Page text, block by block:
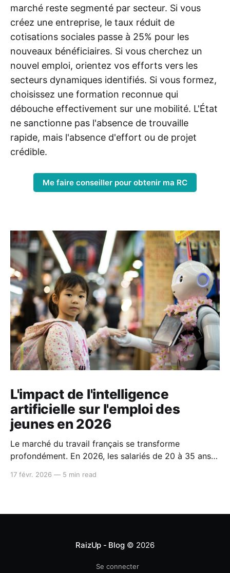
marché reste segmenté par secteur. Si vous
créez une entreprise, le taux réduit de
cotisations sociales passe à 25% pour les
nouveaux bénéficiaires. Si vous cherchez un
nouvel emploi, orientez vos efforts vers les
secteurs dynamiques identifiés. Si vous formez,
choisissez une formation reconnue qui
débouche effectivement sur une mobilité. L'État
ne sanctionne pas l'absence de trouvaille
rapide, mais l'absence d'effort ou de projet
crédible.
Me faire conseiller pour obtenir ma RC
L'impact de l'intelligence
artificielle sur l'emploi des
jeunes en 2026
Le marché du travail français se transforme
profondément. En 2026, les salariés de 20 à 35 ans
l'intelligence artificielle, le vieillissement
c'est précisément ce moment que vous devez saisir
17 févr. 2026 — 5 min read
RaizUp - Blog© 2026
Se connecter